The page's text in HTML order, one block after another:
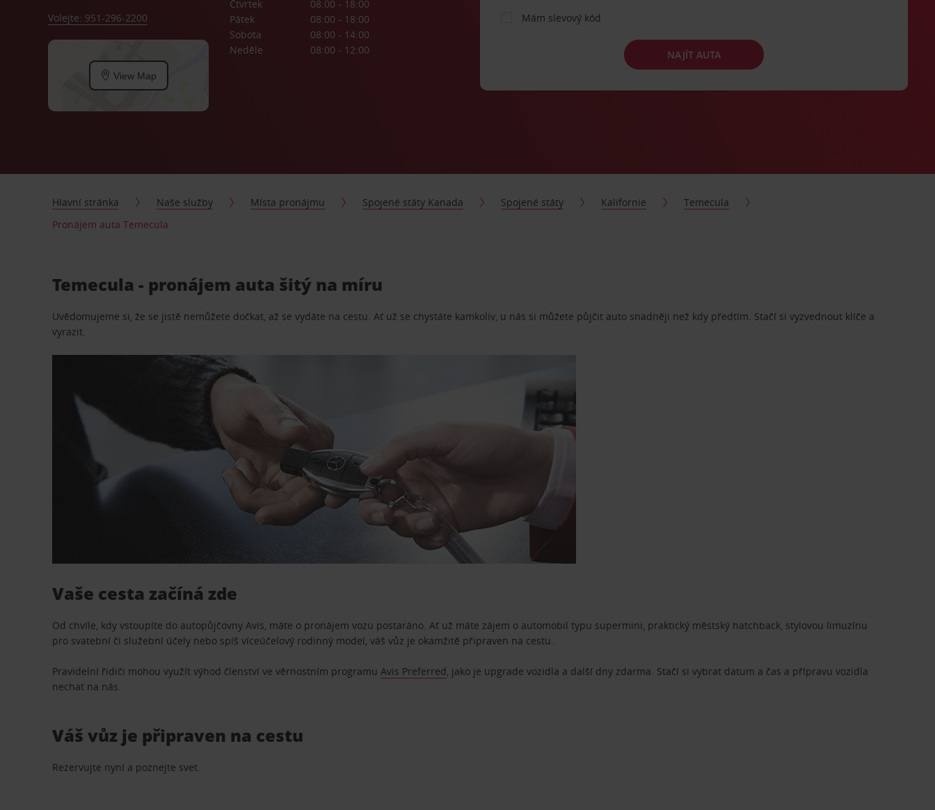
Volejte: 951-296-2200
View Map
Čtvrtek
08:00 - 18:00
Pátek
08:00 - 18:00
Sobota
08:00 - 14:00
Neděle
08:00 - 12:00
Mám slevový kód
NAJÍT AUTA
Hlavní stránka Naše služby Místa pronájmu Spojené státy Kanada Spojené státy Kalifornie
Temecula
Pronájem auta Temecula
Temecula - pronájem auta šitý na míru
Uvědomujeme si, že se jistě nemůžete dočkat, až se vydáte na cestu. Ať už se chystáte kamkoliv, u nás si můžete půjčit auto snadněji než kdy předtím. Stačí si vyzvednout klíče a
vyrazit.
Vaše cesta začíná zde
Od chvíle, kdy vstoupíte do autopůjčovny Avis, máte o pronájem vozu postaráno. Ať už máte zájem o automobil typu supermini, praktický městský hatchback, stylovou limuzínu
pro svatební či služební účely nebo spíš víceúčelový rodinný model, váš vůz je okamžitě připraven na cestu.
Pravidelní řidiči mohou využít výhod členství ve věrnostním programuAvis Preferred, jako je upgrade vozidla a další dny zdarma. Stačí si vybrat datum a čas a přípravu vozidla
nechat na nás.
Váš vůz je připraven na cestu
Rezervujte nyní a poznejte svet.